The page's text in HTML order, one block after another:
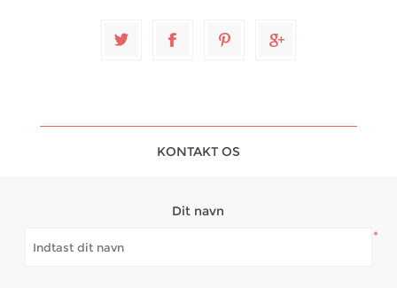
KONTAKT OS
Dit navn
*